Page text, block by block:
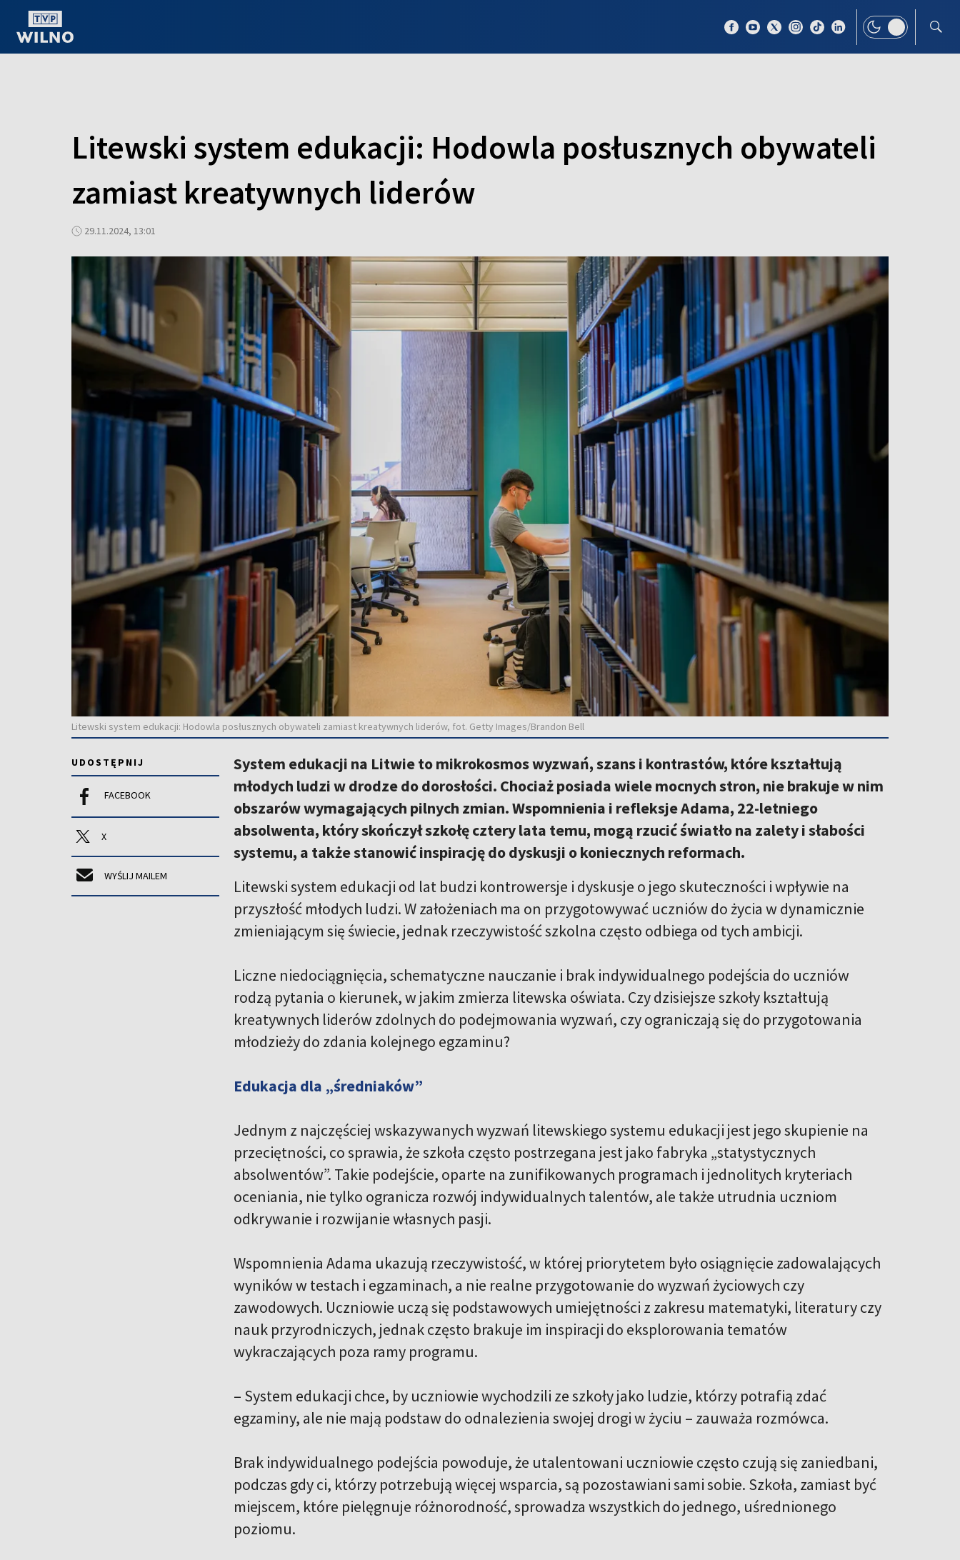
Litewski system edukacji: Hodowla posłusznych obywateli
zamiast kreatywnych liderów
29.11.2024, 13:01
Litewski system edukacji: Hodowla posłusznych obywateli zamiast kreatywnych liderów, fot. Getty Images/Brandon Bell
UDOSTĘPNIJ
FACEBOOK
X
WYŚLIJ MAILEM
System edukacji na Litwie to mikrokosmos wyzwań, szans i kontrastów, które kształtują
młodych ludzi w drodze do dorosłości. Chociaż posiada wiele mocnych stron, nie brakuje w nim
obszarów wymagających pilnych zmian. Wspomnienia i refleksje Adama, 22-letniego
absolwenta, który skończył szkołę cztery lata temu, mogą rzucić światło na zalety i słabości
systemu, a także stanowić inspirację do dyskusji o koniecznych reformach.
Litewski system edukacji od lat budzi kontrowersje i dyskusje o jego skuteczności i wpływie na
przyszłość młodych ludzi. W założeniach ma on przygotowywać uczniów do życia w dynamicznie
zmieniającym się świecie, jednak rzeczywistość szkolna często odbiega od tych ambicji.
Liczne niedociągnięcia, schematyczne nauczanie i brak indywidualnego podejścia do uczniów
rodzą pytania o kierunek, w jakim zmierza litewska oświata. Czy dzisiejsze szkoły kształtują
kreatywnych liderów zdolnych do podejmowania wyzwań, czy ograniczają się do przygotowania
młodzieży do zdania kolejnego egzaminu?
Edukacja dla „średniaków”
Jednym z najczęściej wskazywanych wyzwań litewskiego systemu edukacji jest jego skupienie na
przeciętności, co sprawia, że szkoła często postrzegana jest jako fabryka „statystycznych
absolwentów”. Takie podejście, oparte na zunifikowanych programach i jednolitych kryteriach
oceniania, nie tylko ogranicza rozwój indywidualnych talentów, ale także utrudnia uczniom
odkrywanie i rozwijanie własnych pasji.
Wspomnienia Adama ukazują rzeczywistość, w której priorytetem było osiągnięcie zadowalających
wyników w testach i egzaminach, a nie realne przygotowanie do wyzwań życiowych czy
zawodowych. Uczniowie uczą się podstawowych umiejętności z zakresu matematyki, literatury czy
nauk przyrodniczych, jednak często brakuje im inspiracji do eksplorowania tematów
wykraczających poza ramy programu.
– System edukacji chce, by uczniowie wychodzili ze szkoły jako ludzie, którzy potrafią zdać
egzaminy, ale nie mają podstaw do odnalezienia swojej drogi w życiu – zauważa rozmówca.
Brak indywidualnego podejścia powoduje, że utalentowani uczniowie często czują się zaniedbani,
podczas gdy ci, którzy potrzebują więcej wsparcia, są pozostawiani sami sobie. Szkoła, zamiast być
miejscem, które pielęgnuje różnorodność, sprowadza wszystkich do jednego, uśrednionego
poziomu.